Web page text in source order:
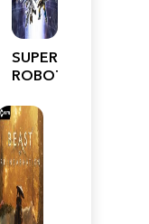
SUPER
ROBOT
Y